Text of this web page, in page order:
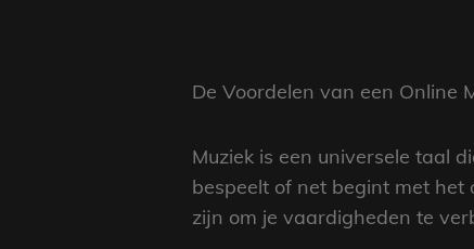
De Voordelen van een Online
Muziek is een universele taal
bespeelt of net begint met het
zijn om je vaardigheden te